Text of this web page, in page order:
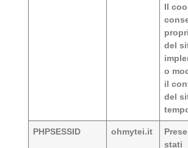
Il
del
o
il
del
PHPSESSID ohmytei.it
stati